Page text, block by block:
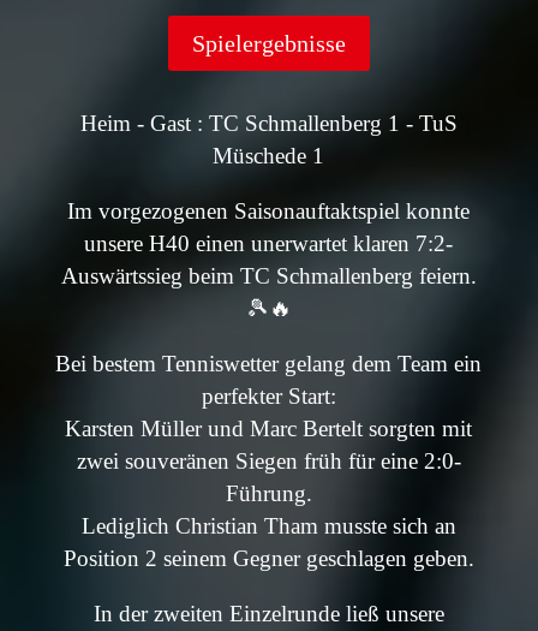
Spielergebnisse
Heim - Gast : TC Schmallenberg 1 - TuS
Müschede 1
Im vorgezogenen Saisonauftaktspiel konnte
unsere H40 einen unerwartet klaren 7:2-
Auswärtssieg beim TC Schmallenberg feiern.
🎾🔥
Bei bestem Tenniswetter gelang dem Team ein
perfekter Start:
Karsten Müller und Marc Bertelt sorgten mit
zwei souveränen Siegen früh für eine 2:0-
Führung.
Lediglich Christian Tham musste sich an
Position 2 seinem Gegner geschlagen geben.
In der zweiten Einzelrunde ließ unsere